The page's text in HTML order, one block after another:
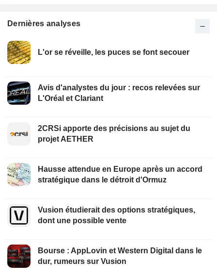
Dernières analyses
L'or se réveille, les puces se font secouer
Avis d'analystes du jour : recos relevées sur
L'Oréal et Clariant
2CRSi apporte des précisions au sujet du
projet AETHER
Hausse attendue en Europe après un accord
stratégique dans le détroit d'Ormuz
Vusion étudierait des options stratégiques,
dont une possible vente
Bourse : AppLovin et Western Digital dans le
dur, rumeurs sur Vusion